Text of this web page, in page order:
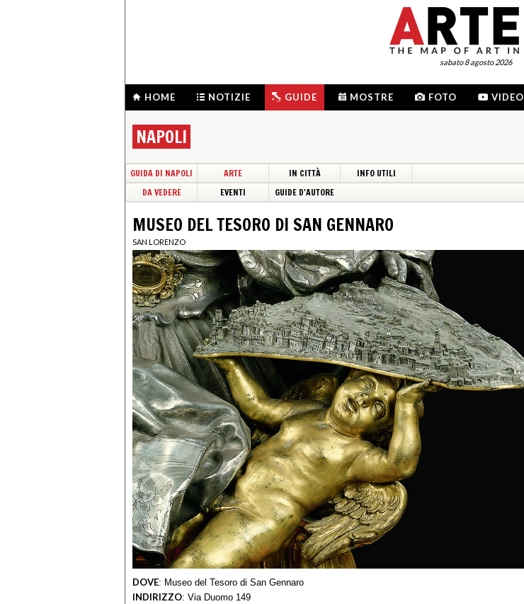
sabato 8 agosto 2026
HOME NOTIZIE GUIDE MOSTRE FOTO VIDEO
NAPOLI
GUIDA DI NAPOLI ARTE IN CITTÀ
INFO UTILI
DA VEDERE
EVENTI GUIDE D'AUTORE
MUSEO DEL TESORO DI SAN GENNARO
SAN LORENZO
DOVE: Museo del Tesoro di San Gennaro
INDIRIZZO: Via Duomo 149